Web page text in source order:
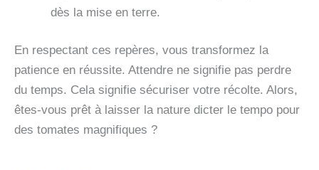
dès la mise en terre.
En respectant ces repères, vous transformez la
patience en réussite. Attendre ne signifie pas perdre
du temps. Cela signifie sécuriser votre récolte. Alors,
êtes-vous prêt à laisser la nature dicter le tempo pour
des tomates magnifiques ?